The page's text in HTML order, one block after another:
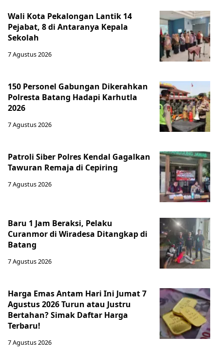
Wali Kota Pekalongan Lantik 14
Pejabat, 8 di Antaranya Kepala
Sekolah
7 Agustus 2026
150 Personel Gabungan Dikerahkan
Polresta Batang Hadapi Karhutla
2026
7 Agustus 2026
Patroli Siber Polres Kendal Gagalkan
Tawuran Remaja di Cepiring
7 Agustus 2026
Baru 1 Jam Beraksi, Pelaku
Curanmor di Wiradesa Ditangkap di
Batang
7 Agustus 2026
Harga Emas Antam Hari Ini Jumat 7
Agustus 2026 Turun atau Justru
Bertahan? Simak Daftar Harga
Terbaru!
7 Agustus 2026